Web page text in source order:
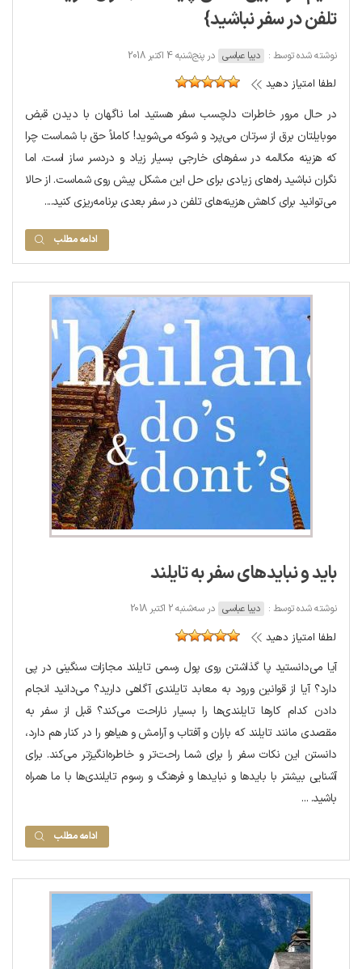
تلفن در سفر نباشید}
نوشته شده توسط : دیبا عباسی در پنج‌شنبه 4 اکتبر 2018
لطفا امتیاز دهید
در حال مرور خاطرات دلچسب سفر هستید اما ناگهان با دیدن قبض
موبایلتان برق از سرتان می‌پرد و شوکه می‌شوید! کاملاً حق با شماست چرا
که هزینه مکالمه در سفرهای خارجی بسیار زیاد و دردسر ساز است. اما
نگران نباشید راه‌های زیادی برای حل این مشکل پیش روی شماست. از حالا
می‌توانید برای کاهش هزینه‌های تلفن در سفر بعدی برنامه‌ریزی کنید....
ادامه مطلب
باید و نبایدهای سفر به تایلند
نوشته شده توسط : دیبا عباسی در سه‌شنبه 2 اکتبر 2018
لطفا امتیاز دهید
آیا می‌دانستید پا گذاشتن روی پول رسمی تایلند مجازات سنگینی در پی
دارد؟ آیا از قوانین ورود به معابد تایلندی آگاهی دارید؟ می‌دانید انجام
دادن کدام کارها تایلندی‌ها را بسیار ناراحت می‌کند؟ قبل از سفر به
مقصدی مانند تایلند که باران و آفتاب و آرامش و هیاهو را در کنار هم دارد،
دانستن این نکات سفر را برای شما راحت‌تر و خاطره‌انگیزتر می‌کند. برای
آشنایی بیشتر با بایدها و نبایدها و فرهنگ و رسوم تایلندی‌ها با ما همراه
باشید. ...
ادامه مطلب